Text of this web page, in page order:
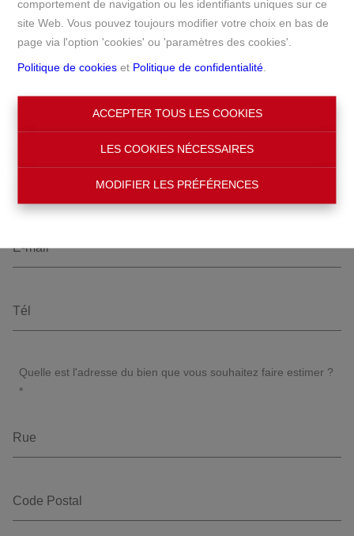
comportement de navigation ou les identifiants uniques sur ce
site Web. Vous pouvez toujours modifier votre choix en bas de
page via l'option 'cookies' ou 'paramètres des cookies'.
Politique de cookies et Politique de confidentialité
ACCEPTER TOUS LES COOKIES
LES COOKIES NÉCESSAIRES
MODIFIER LES PRÉFÉRENCES
Accueil Estimation gratuite
Quelle est l'adresse du bien que vous souhaitez faire estimer ?
*